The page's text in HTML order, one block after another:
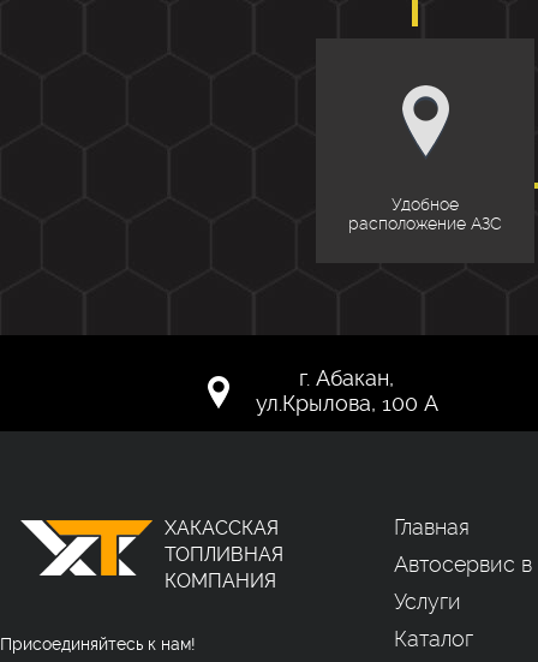
Удобное
расположение АЗС
г. Абакан,
ул.Крылова, 100 А
ХАКАССКАЯ
ТОПЛИВНАЯ
КОМПАНИЯ
Присоединяйтесь к нам!
Главная
Автосервис
Услуги
Каталог